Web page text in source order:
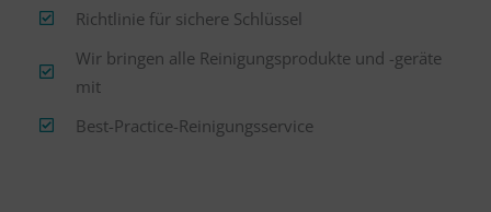
Richtlinie für sichere Schlüssel
Wir bringen alle Reinigungsprodukte und -geräte
mit
Best-Practice-Reinigungsservice